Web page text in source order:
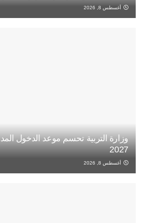
أغسطس 8, 2026
2027
أغسطس 8, 2026